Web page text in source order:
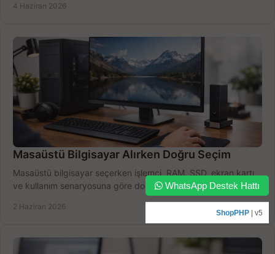
4 Haziran 2026
Masaüstü Bilgisayar Alırken Doğru Seçim
Masaüstü bilgisayar seçerken işlemci, RAM, SSD, ekran kartı
ve kullanım senaryosuna göre doğru modeli bulun, bütçenizi
2 Haziran 2026
WhatsApp Destek Hattı
ShopPHP | v5